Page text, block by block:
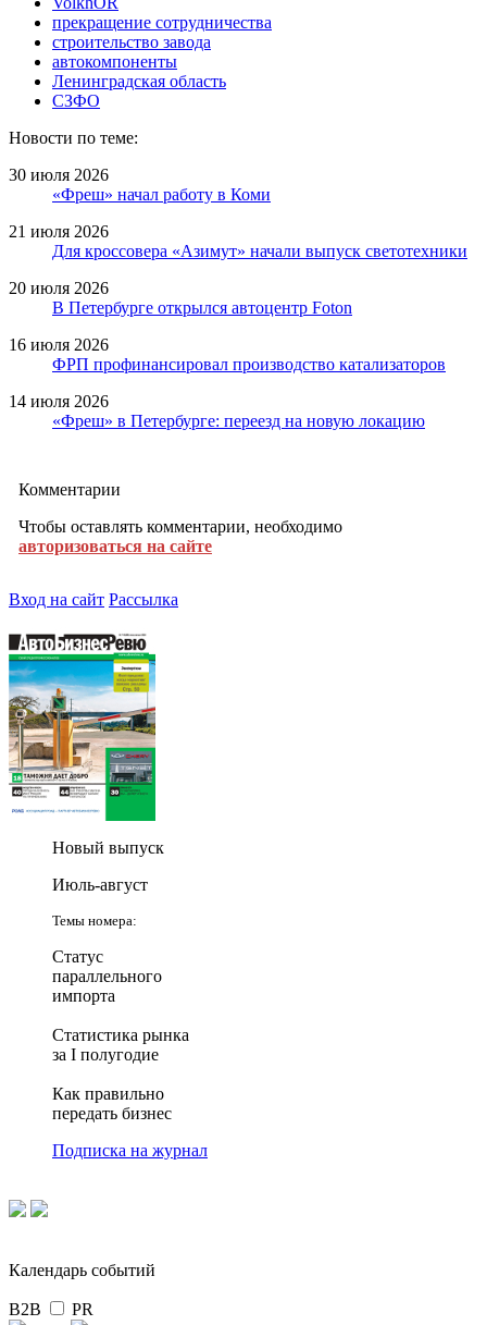
прекращение сотрудничества
строительство завода
автокомпоненты
Ленинградская область
СЗФО
Новости по теме:
30 июля 2026
«Фреш» начал работу в Коми
21 июля 2026
Для кроссовера «Азимут» начали выпуск светотехники
20 июля 2026
В Петербурге открылся автоцентр Foton
16 июля 2026
ФРП профинансировал производство катализаторов
14 июля 2026
«Фреш» в Петербурге: переезд на новую локацию
Комментарии
Чтобы оставлять комментарии, необходимо
авторизоваться на сайте
Вход на сайт Рассылка
Новый выпуск
Июль-август
Темы номера:
Статус
параллельного
импорта
Статистика рынка
за I полугодие
Как правильно
передать бизнес
Подписка на журнал
Календарь событий
B2B PR